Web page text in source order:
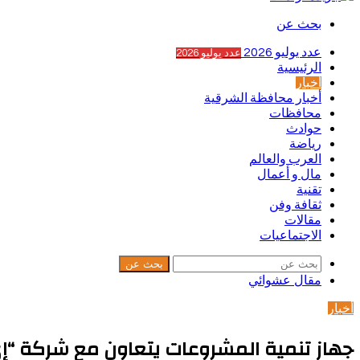
بحث عن
عدد يوليو 2026 عدد يوليو 2026
الرئيسية
أخبار
أخبار محافظة الشرقية
محافظات
حوادث
رياضة
العرب والعالم
مال و أعمال
تقنية
ثقافة وفن
مقالات
الاجتماعيات
بحث عن
مقال عشوائي
أخبار
جهاز تنمية المشروعات يتعاون مع شركة